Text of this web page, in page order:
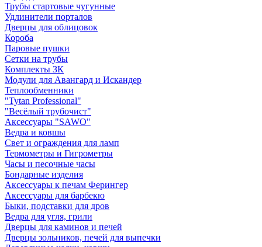
Трубы стартовые чугунные
Удлинители порталов
Дверцы для облицовок
Короба
Паровые пушки
Сетки на трубы
Комплекты ЗК
Модули для Авангард и Искандер
Теплообменники
"Tytan Professional"
"Весёлый трубочист"
Аксессуары "SAWO"
Ведра и ковшы
Свет и ограждения для ламп
Термометры и Гигрометры
Часы и песочные часы
Бондарные изделия
Аксессуары к печам Ферингер
Аксессуары для барбекю
Быки, подставки для дров
Ведра для угля, грили
Дверцы для каминов и печей
Дверцы зольников, печей для выпечки